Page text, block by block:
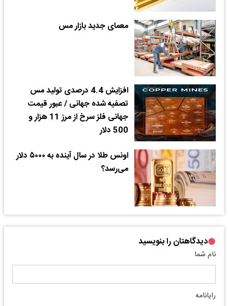
معمای جدید بازار مس
افزایش 4.4 درصدی تولید مس
تصفیه شده جهانی / عبور قیمت
جهانی فلز سرخ از مرز 11 هزار و
500 دلار
اونس طلا در سال آینده به ۵۰۰۰ دلار
می‌رسد؟
دیدگاهتان را بنویسید
نام شما
رایانامه